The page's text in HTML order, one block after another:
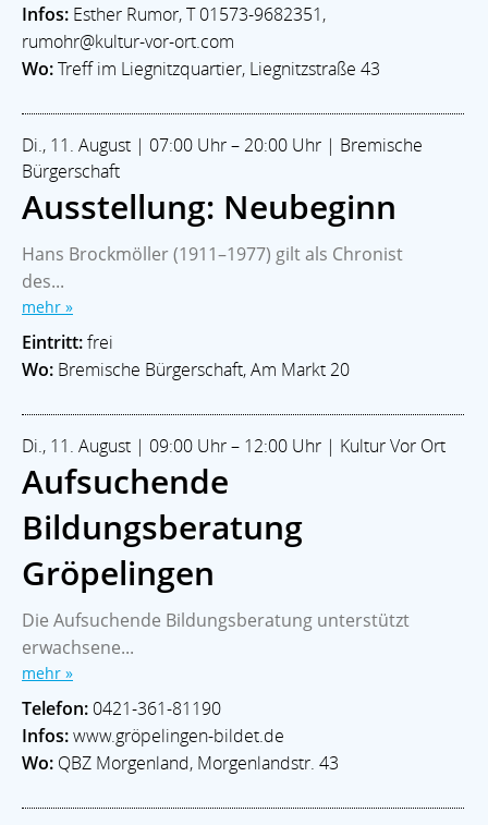
Infos: Esther Rumor, T 01573-9682351,
rumohr@kultur-vor-ort.com
Wo:Treff im Liegnitzquartier, Liegnitzstraße 43
Di., 11. August | 07:00 Uhr – 20:00 Uhr | Bremische
Bürgerschaft
Ausstellung: Neubeginn
Hans Brockmöller (1911–1977) gilt als Chronist
des...
mehr »
Eintritt:frei
Wo: Bremische Bürgerschaft, Am Markt 20
Di., 11. August | 09:00 Uhr – 12:00 Uhr | Kultur Vor Ort
Aufsuchende
Bildungsberatung
Gröpelingen
Die Aufsuchende Bildungsberatung unterstützt
erwachsene...
mehr »
Telefon: 0421-361-81190
Infos:www.gröpelingen-bildet.de
Wo: QBZ Morgenland, Morgenlandstr. 43